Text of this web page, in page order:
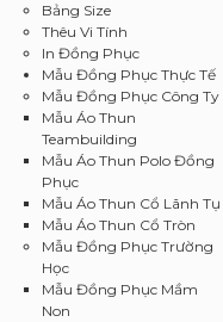
Bảng Size
Thêu Vi Tính
In Đồng Phục
Mẫu Đồng Phục Thực Tế
Mẫu Đồng Phục Công Ty
Mẫu Áo Thun
Teambuilding
Mẫu Áo Thun Polo Đồng
Phục
Mẫu Áo Thun Cổ Lãnh Tụ
Mẫu Áo Thun Cổ Tròn
Mẫu Đồng Phục Trường
Học
Mẫu Đồng Phục Mầm
Non